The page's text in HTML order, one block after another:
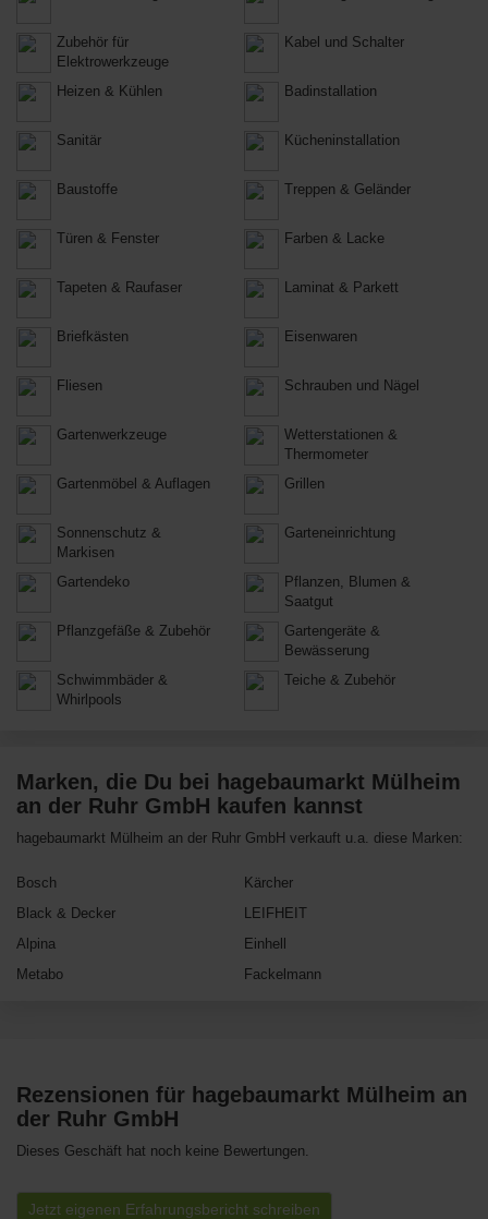
Zubehör für
Elektrowerkzeuge
Kabel und Schalter
Heizen & Kühlen Badinstallation
Sanitär Kücheninstallation
Baustoffe Treppen & Geländer
Türen & Fenster Farben & Lacke
Tapeten & Raufaser Laminat & Parkett
Briefkästen Eisenwaren
Fliesen Schrauben und Nägel
Gartenwerkzeuge
Wetterstationen &
Thermometer
Gartenmöbel & Auflagen
Grillen
Sonnenschutz &
Markisen
Garteneinrichtung
Gartendeko
Pflanzen, Blumen &
Saatgut
Pflanzgefäße & Zubehör
Gartengeräte &
Bewässerung
Schwimmbäder &
Whirlpools
Teiche & Zubehör
Marken, die Du bei hagebaumarkt Mülheim
an der Ruhr GmbH kaufen kannst
hagebaumarkt Mülheim an der Ruhr GmbH verkauft u.a. diese Marken:
Bosch
Kärcher
Black & Decker
LEIFHEIT
Alpina
Einhell
Metabo
Fackelmann
Rezensionen für hagebaumarkt Mülheim an
der Ruhr GmbH
Dieses Geschäft hat noch keine Bewertungen.
Jetzt eigenen Erfahrungsbericht schreiben